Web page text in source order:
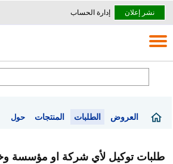
نشر إعلان إدارة الحساب
العروض الطلبات المنتجات حول
طلبات توكيل لأي شركة او مؤسسة